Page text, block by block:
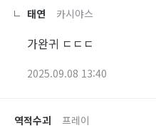
태연 카시야스
가완귀 ㄷㄷㄷ
2025.09.08 13:40
역적수괴 프레이